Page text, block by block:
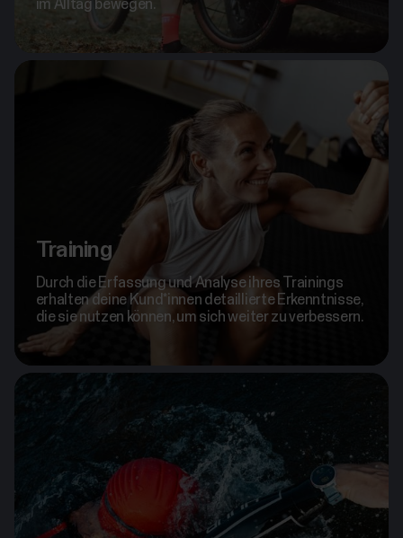
im Alltag bewegen.
Training
Durch die Erfassung und Analyse ihres Trainings
erhalten deine Kund*innen detaillierte Erkenntnisse,
die sie nutzen können, um sich weiter zu verbessern.